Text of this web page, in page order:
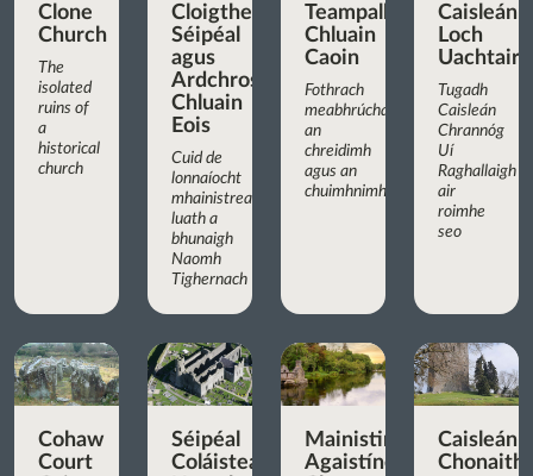
Clone
Church
The
isolated
ruins of
a
historical
church
Cloigtheach,
Séipéal
agus
Ardchros
Chluain
Eois
Cuid de
lonnaíocht
mhainistreach
luath a
bhunaigh
Naomh
Tighernach
Teampall
Chluain
Caoin
Fothrach
meabhrúcháin
an
chreidimh
agus an
chuimhnimh
Caisleán
Loch
Uachtair
Tugadh
Caisleán
Chrannóg
Uí
Raghallaigh
air
roimhe
seo
Cohaw
Court
Séipéal
Coláisteach
Mainistir
Agaistíneach
Caisleán